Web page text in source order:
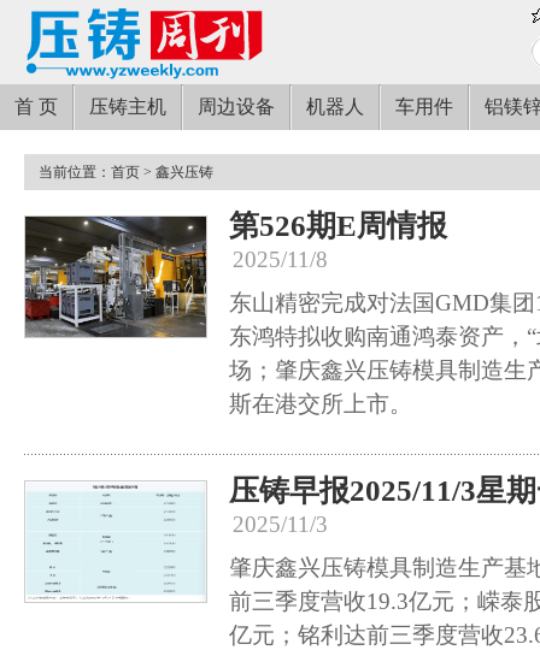
首 页 压铸主机 周边设备 机器人 车用件 铝镁
当前位置： 首页 > 鑫兴压铸
第526期E周情报
2025/11/8
东山精密完成对法国GMD集
东鸿特拟收购南通鸿泰资产，
场；肇庆鑫兴压铸模具制造生
斯在港交所上市。
压铸早报2025/11/3星
2025/11/3
肇庆鑫兴压铸模具制造生产基
前三季度营收19.3亿元；嵘泰
亿元；铭利达前三季度营收